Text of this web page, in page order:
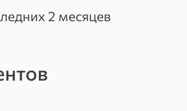
обиды, ссоры,
гармонию.
2 месяцев